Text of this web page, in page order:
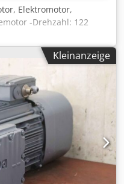
Elektromotor,
-Drehzahl: 122
B3 -Durchmesser Welle:
3x Motoren
590/250/H310
Kleinanzeige